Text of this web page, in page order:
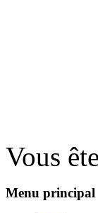
Vous
Menu principal